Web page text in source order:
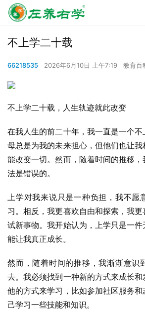
不上学二十载
66218535 2026年6月10日 上午7:19 教育百
不上学二十载，人生轨迹就此改变
在我人生的前二十年，我一直是一个
母总是为我的未来担心，但他们也让
能改变一切。然而，随着时间的推移
法是错误的。
上学对我来说只是一种负担，我不愿
习。相反，我更喜欢自由和探索，我
试新事物。我开始认为，上学只是一
能让我真正成长。
然而，随着时间的推移，我渐渐意识
去。我必须找到一种新的方式来成长
他的方式来学习，比如参加社区服务
己学习一些技能和知识。